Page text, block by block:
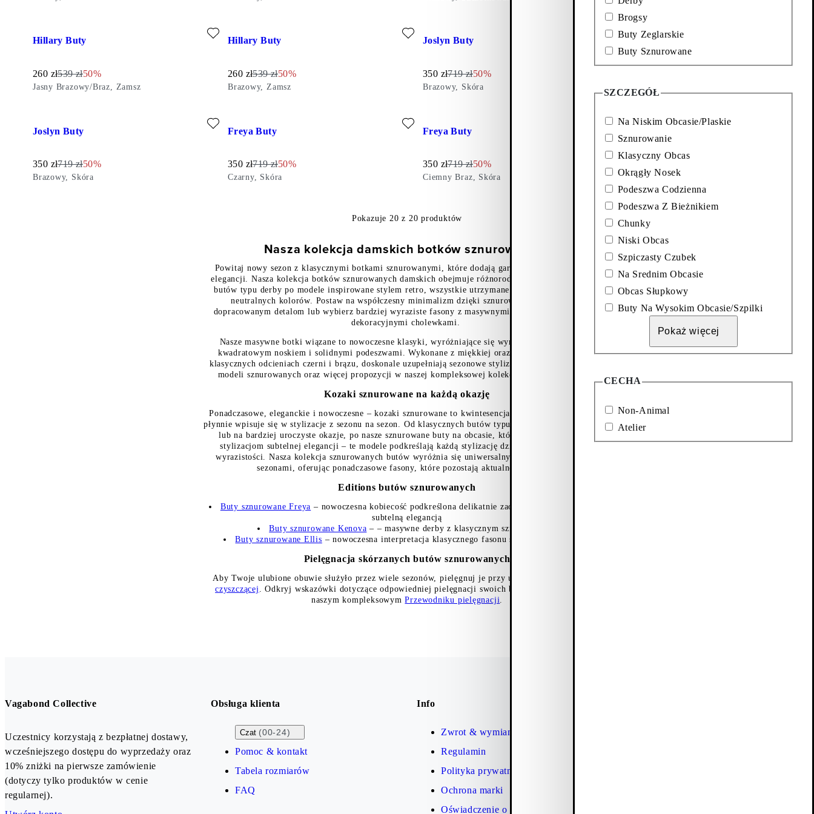
Hillary Buty
Obniżona cena:
260 złCena oryginalna:
539złDiscount percentage:
50%
Jasny Brazowy/Braz, Zamsz
Hillary Buty
Obniżona cena:
260 złCena oryginalna:
539złDiscount percentage:
50%
Brazowy, Zamsz
Joslyn Buty
Obniżona cena:
350 złCena oryginalna:
719złDiscount percentage:
50%
Brazowy, Skóra
Dodaj do ulubionych: JOSLYN BUTY (Brazowy, Skóra)
Joslyn Buty
Czarny, Skóra
Dodaj do ulubionych: JOSLYN BUTY (Czarny,
Joslyn Buty
Obniżona cena:
350 złCena oryginalna:
719złDiscount percentage:
50%
Brazowy, Skóra
Freya Buty
Obniżona cena:
350 złCena oryginalna:
719złDiscount percentage:
50%
Czarny, Skóra
Freya Buty
Obniżona cena:
350 złCena oryginalna:
719złDiscount percentage:
50%
Ciemny Braz, Skóra
Dodaj do ulubionych: FREYA BUTY (Ciemny Braz, Skóra)
Cena:
1 149
Czarny, Skóra
Atelier
Pokazuje 20 z 20 produktów
Nasza kolekcja damskich botków sznurowanych
Powitaj nowy sezon z klasycznymi botkami sznurowanymi, które dodają garderobie ponadczasowej
elegancji. Nasza kolekcja botków sznurowanych damskich obejmuje różnorodne fasony – od płaskich
butów typu derby po modele inspirowane stylem retro, wszystkie utrzymane w uniwersalnej palecie
neutralnych kolorów. Postaw na współczesny minimalizm dzięki sznurowanym zapięciom i
dopracowanym detalom lub wybierz bardziej wyraziste fasony z masywnymi podeszwami typu lug i
dekoracyjnymi cholewkami.
Nasze masywne botki wiązane to nowoczesne klasyki, wyróżniające się wyrazistym charakterem,
kwadratowym noskiem i solidnymi podeszwami. Wykonane z miękkiej oraz lakierowanej skóry w
klasycznych odcieniach czerni i brązu, doskonale uzupełniają sezonowe stylizacje. Odkryj pełną gamę
modeli sznurowanych oraz więcej propozycji w naszej kompleksowej kolekcji
Kozaki sznurowane na każdą okazję
Ponadczasowe, eleganckie i nowoczesne – kozaki sznurowane to kwintesencja wszechstronności, która
płynnie wpisuje się w stylizacje z sezonu na sezon. Od klasycznych butów typu derby idealnych do biura
lub na bardziej uroczyste okazje, po nasze sznurowane buty na obcasie, które dodają codziennym
stylizacjom subtelnej elegancji – te modele podkreślają każdą stylizację dzięki swojej dyskretnej
wyrazistości. Nasza kolekcja sznurowanych butów wyróżnia się uniwersalnym charakterem między
sezonami, oferując ponadczasowe fasony, które pozostają aktualne przez lata.
Editions butów sznurowanych
Buty sznurowane Freya – nowoczesna kobiecość podkreślona delikatnie zaokrąglonymi kształtami i
subtelną elegancją
Buty sznurowane Kenova – – masywne derby z klasycznym sznurowaniem
Buty sznurowane Ellis – nowoczesna interpretacja klasycznego fasonu sznurowanych butów
Pielęgnacja skórzanych butów sznurowanych
Aby Twoje ulubione obuwie służyło przez wiele sezonów, pielęgnuj je przy użyciu delikatnej
czyszczącej
. Odkryj wskazówki dotyczące odpowiedniej pielęgnacji swoich butów sznurowanych w
naszym kompleksowymPrzewodniku pielęgnacji
Vagabond Collective
Uczestnicy korzystają z bezpłatnej dostawy,
wcześniejszego dostępu do wyprzedaży oraz
10% zniżki na pierwsze zamówienie
(dotyczy tylko produktów w cenie
regularnej).
Obsługa klienta
Czat (00-24)
Pomoc & kontakt
Tabela rozmiarów
FAQ
Info
Zwrot & wymiana
Regulamin
Polityka prywatności
Ochrona marki
Oświadczenie o dostępności
Brogsy
Buty Zeglarskie
Buty Sznurowane
SZCZEGÓŁ
Na Niskim Obcasie/Plaskie
Sznurowanie
Klasyczny Obcas
Okrągły Nosek
Podeszwa Codzienna
Podeszwa Z Bieżnikiem
Chunky
Niski Obcas
Szpiczasty Czubek
Na Srednim Obcasie
Obcas Słupkowy
Buty Na Wysokim Obcasie/Szpilki
Pokaż więcej
CECHA
Non-Animal
Atelier